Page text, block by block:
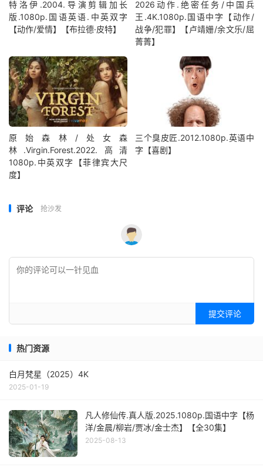
特洛伊.2004.导演剪辑加长
版.1080p.国语英语.中英双字
【动作/爱情】【布拉德·皮特】
2026动作.绝密任务/中国兵
王.4K.1080p.国语中字【动作/
战争/犯罪】【卢靖姗/余文乐/屈
菁菁】
原始森林/处女森
林.Virgin.Forest.2022.高清
1080p.中英双字【菲律宾大尺
度】
三个臭皮匠.2012.1080p.英语中
字【喜剧】
评论 抢沙发
提交评论
热门资源
白月梵星（2025）4K
2025-01-19
凡人修仙传.真人版.2025.1080p.国语中字【杨
洋/金晨/柳岩/贾冰/金士杰】【全30集】
2025-08-13